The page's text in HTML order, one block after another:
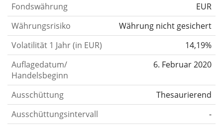
Fondswährung
EUR
Währungsrisiko
Währung nicht gesichert
Volatilität 1 Jahr (in EUR)
14,19%
Auflagedatum/
Handelsbeginn
6. Februar 2020
Ausschüttung
Thesaurierend
Ausschüttungsintervall
-